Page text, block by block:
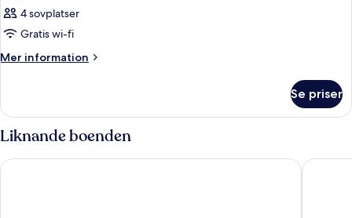
4 sovplatser
Gratis wi-fi
Mer information
Mer
Se priser
Liknande boenden
Ona Marinas de Nerja Spa Resort Nerja